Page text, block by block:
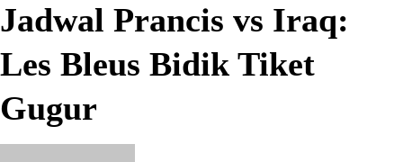
Jadwal Prancis vs Iraq:
Les Bleus Bidik Tiket
Gugur